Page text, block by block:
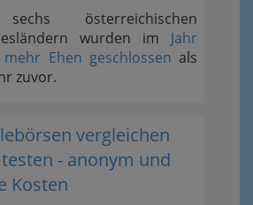
österreichischen
wurden im Jahr
mehr Ehen geschlossen als
zuvor.
vergleichen
- anonym und
Kosten